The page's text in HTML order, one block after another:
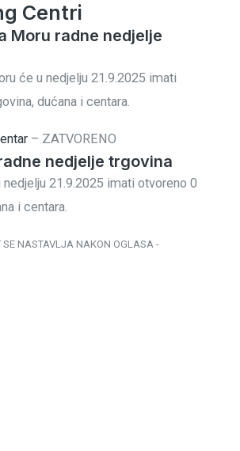
Centri
Moru radne nedjelje
će u nedjelju 21.9.2025 imati
dućana i centara.
– ZATVORENO
nedjelje trgovina
21.9.2025 imati otvoreno 0
i centara.
SE NASTAVLJA NAKON OGLASA -